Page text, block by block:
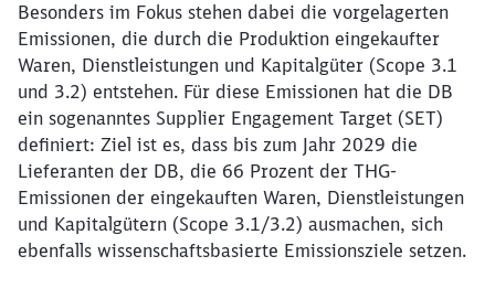
Besonders im Fokus stehen dabei die vorgelagerten
Emissionen, die durch die Produktion eingekaufter
Waren, Dienstleistungen und Kapitalgüter (Scope 3.1
und 3.2) entstehen. Für diese Emissionen hat die DB
ein sogenanntes Supplier Engagement Target (SET)
definiert: Ziel ist es, dass bis zum Jahr 2029 die
Lieferanten der DB, die 66 Prozent der THG-
Emissionen der eingekauften Waren, Dienstleistungen
und Kapitalgütern (Scope 3.1/3.2) ausmachen, sich
ebenfalls wissenschaftsbasierte Emissionsziele setzen.